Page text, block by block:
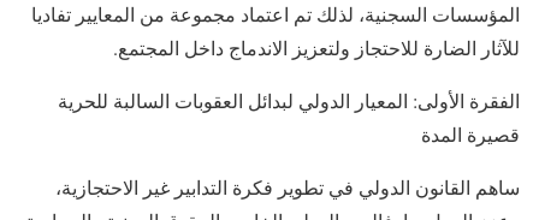
المؤسسات السجنية، لذلك تم اعتماد مجموعة من المعايير تفاديا
للآثار الضارة للاحتجاز ولتعزيز الاندماج داخل المجتمع.
الفقرة الأولى: المعيار الدولي لبدائل العقوبات السالبة للحرية
قصيرة المدة
ساهم القانون الدولي في تطوير فكرة التدابير غير الاحتجازية،